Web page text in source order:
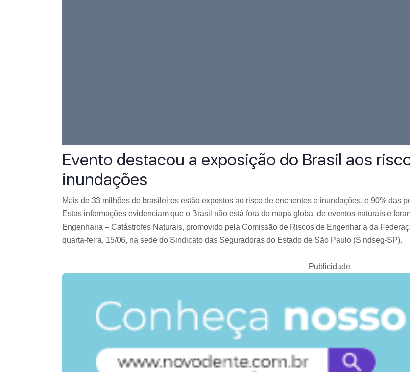
Evento destacou a exposição do Brasil aos
inundações
Mais de 33 milhões de brasileiros estão expostos ao risco de enchentes e inundações, e 90% das
Estas informações evidenciam que o Brasil não está fora do mapa global de eventos naturais e
Engenharia – Catástrofes Naturais, promovido pela Comissão de Riscos de Engenharia da
quarta-feira, 15/06, na sede do Sindicato das Seguradoras do Estado de São Paulo (Sindseg-SP).
Publicidade